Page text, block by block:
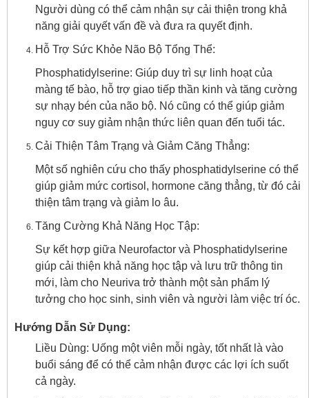
Người dùng có thể cảm nhận sự cải thiện trong khả
năng giải quyết vấn đề và đưa ra quyết định.
Hỗ Trợ Sức Khỏe Não Bộ Tổng Thể:
Phosphatidylserine: Giúp duy trì sự linh hoạt của
màng tế bào, hỗ trợ giao tiếp thần kinh và tăng cường
sự nhạy bén của não bộ. Nó cũng có thể giúp giảm
nguy cơ suy giảm nhận thức liên quan đến tuổi tác.
Cải Thiện Tâm Trạng và Giảm Căng Thẳng:
Một số nghiên cứu cho thấy phosphatidylserine có thể
giúp giảm mức cortisol, hormone căng thẳng, từ đó cải
thiện tâm trạng và giảm lo âu.
Tăng Cường Khả Năng Học Tập:
Sự kết hợp giữa Neurofactor và Phosphatidylserine
giúp cải thiện khả năng học tập và lưu trữ thông tin
mới, làm cho Neuriva trở thành một sản phẩm lý
tưởng cho học sinh, sinh viên và người làm việc trí óc.
Hướng Dẫn Sử Dụng:
Liều Dùng: Uống một viên mỗi ngày, tốt nhất là vào
buổi sáng để có thể cảm nhận được các lợi ích suốt
cả ngày.